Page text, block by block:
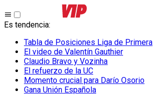
Es tendencia:
Tabla de Posiciones Liga de Primera
El video de Valentín Gauthier
Claudio Bravo y Vozinha
El refuerzo de la UC
Momento crucial para Darío Osorio
Gana Unión Española